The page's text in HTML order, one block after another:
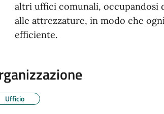
altri uffici comunali, occupandosi
alle attrezzature, in modo che
efficiente.
Ufficio